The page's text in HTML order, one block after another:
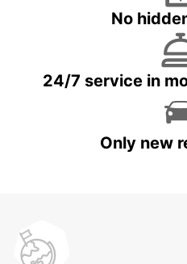
No
24/7 service in
Only new